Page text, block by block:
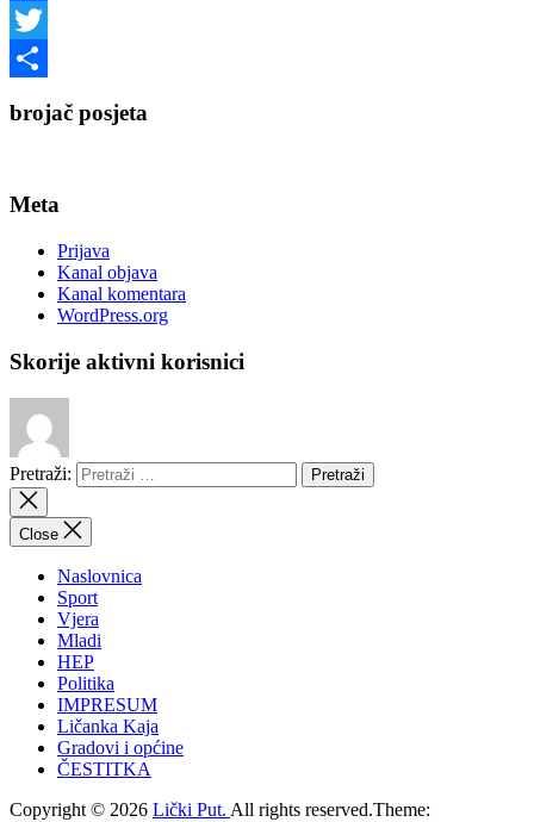
Facebook
Twitter
brojač posjeta
Meta
Prijava
Kanal objava
Kanal komentara
WordPress.org
Skorije aktivni korisnici
Pretraži:
Close
Naslovnica
Sport
Vjera
Mladi
HEP
Politika
IMPRESUM
Ličanka Kaja
Gradovi i općine
ČESTITKA
Copyright © 2026 Lički Put. All rights reserved.Theme: